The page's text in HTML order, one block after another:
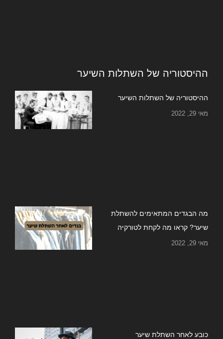
ההיסטוריה של השתלות השיער
ההיסטוריה של השתלות השיער
מאי 29, 2022
מה הבגדים המתאימים להשתלת
שיער? קראו מה לקחת לטורקיה
מאי 29, 2022
כובע לאחר השתלת שיער